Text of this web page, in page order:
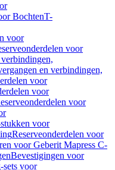
BochtenT-
voor
voor
en verbindingen,
voor
voor
voor
voor
Reserveonderdelen voor
voor Geberit Mapress C-
Bevestigingen voor
sets voor